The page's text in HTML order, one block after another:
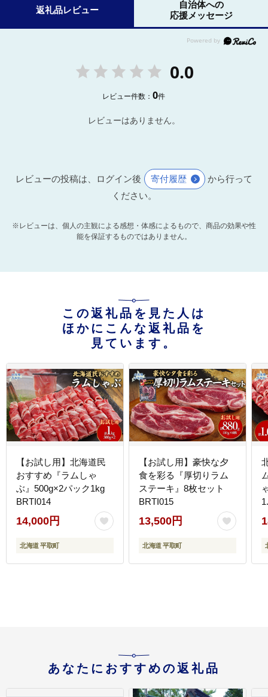
返礼品レビュー
自治体への
応援メッセージ
0.0
レビュー件数：0件
レビューはありません。
レビューの投稿は、ログイン後 寄付履歴
から行って
ください。
※レビューは、個人の主観による感想・体感によるもので、商品の効果や性
能を保証するものではありません。
この返礼品を見た人は
ほかにこんな返礼品を
見ています。
【お試し用】北海道民
おすすめ『ラムしゃ
ぶ』500g×2パック1kg
BRTI014
14,000円
北海道 平取町
【お試し用】豪快な夕
食を彩る『厚切りラム
ステーキ』8枚セット
BRTI015
13,500円
北海道 平取町
あなたにおすすめの返礼品